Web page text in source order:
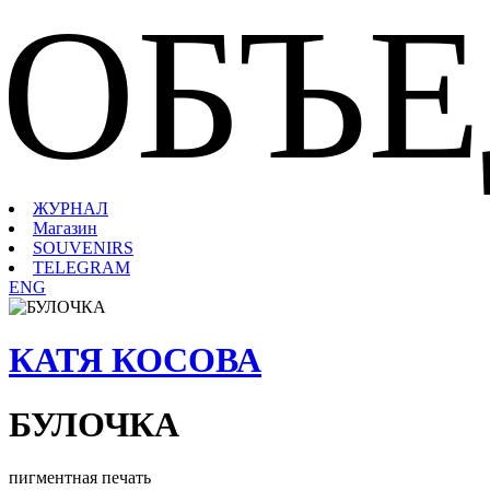
ЖУРНАЛ
Магазин
SOUVENIRS
TELEGRAM
ENG
КАТЯ КОСОВА
БУЛОЧКА
пигментная печать